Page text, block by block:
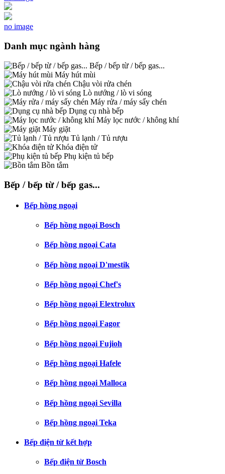
no image
Danh mục ngành hàng
Bếp / bếp từ / bếp gas...
Máy hút mùi
Chậu vòi rửa chén
Lò nướng / lò vi sóng
Máy rửa / máy sấy chén
Dụng cụ nhà bếp
Máy lọc nước / không khí
Máy giặt
Tủ lạnh / Tủ rượu
Khóa điện tử
Phụ kiện tủ bếp
Bồn tắm
Bếp / bếp từ / bếp gas...
Bếp hồng ngoại
Bếp hồng ngoại Bosch
Bếp hồng ngoại Cata
Bếp hồng ngoại D'mestik
Bếp hồng ngoại Chef's
Bếp hồng ngoại Elextrolux
Bếp hồng ngoại Fagor
Bếp hồng ngoại Fujioh
Bếp hồng ngoại Hafele
Bếp hồng ngoại Malloca
Bếp hồng ngoại Sevilla
Bếp hồng ngoại Teka
Bếp điện từ kết hợp
Bếp điện từ Bosch